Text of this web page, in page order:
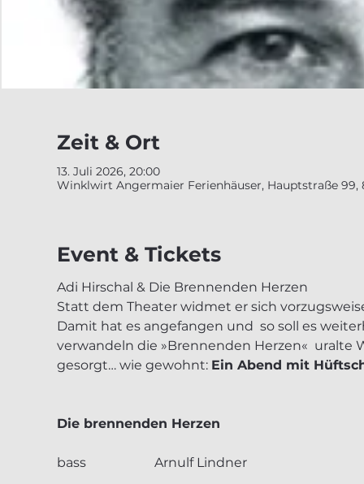
Zeit & Ort
13. Juli 2026, 20:00
Winklwirt Angermaier Ferienhäuser, Hauptstraße
Event & Tickets
Adi Hirschal & Die Brennenden Herzen
Statt dem Theater widmet er sich
Damit hat es angefangen und  so soll es
verwandeln die »Brennenden Herzen«
gesorgt… wie gewohnt: Ein Abend mit
Die brennenden Herzen
bass 		Arnulf Lindner